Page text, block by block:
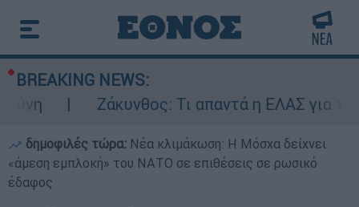
BREAKING NEWS:
Ζάκυνθος: Τι απαντά η ΕΛΑΣ για τους
δημοφιλές τώρα: Νέα κλιμάκωση: Η Μόσχα δείχνει
«άμεση εμπλοκή» του ΝΑΤΟ σε επιθέσεις σε ρωσικό
έδαφος